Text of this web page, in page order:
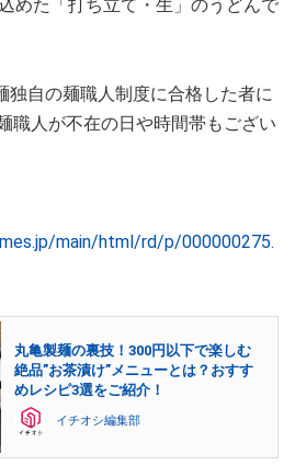
めた「打ち立て・生」のうどんで
独自の麺職人制度に合格した者に
職人が不在の日や時間帯もござい
main/html/rd/p/000000275.
丸亀製麺の裏技！300円以下で楽しむ
絶品”お茶漬け”メニューとは？おすす
めレシピ3選をご紹介！
イチオシ編集部